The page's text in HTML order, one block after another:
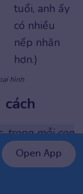
tuổi, anh ấy
có nhiều
nếp nhăn
hơn.)
hình
trong mỗi con
vài tính cách
chỉ tính cách
âm IPA
Open App